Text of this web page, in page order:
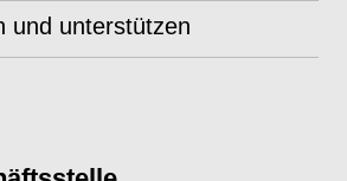
und unterstützen